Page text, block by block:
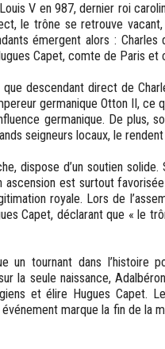
V en 987, dernier roi
le trône se retrouve
émergent alors :
Capet, comte de Paris
que descendant direct de
germanique Otton II,
germanique. De plus,
seigneurs locaux, le
dispose d’un soutien
est surtout
royale. Lors de
Capet, déclarant que « le
un tournant dans l’histoire
la seule naissance,
et élire Hugues Capet.
marque la fin de la